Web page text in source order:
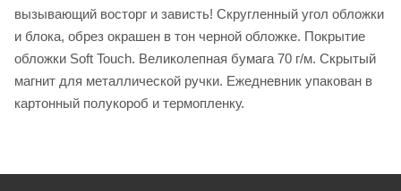
вызывающий восторг и зависть! Скругленный угол обложки
и блока, обрез окрашен в тон черной обложке. Покрытие
обложки Soft Touch. Великолепная бумага 70 г/м. Скрытый
магнит для металлической ручки. Ежедневник упакован в
картонный полукороб и термопленку.